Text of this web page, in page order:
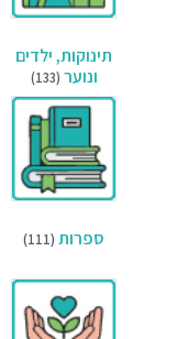
תינוקות, ילדים
ונוער (133)
ספרות (111)